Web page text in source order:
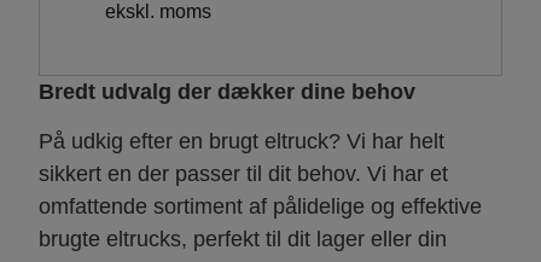
ekskl. moms
Bredt udvalg der dækker dine behov
På udkig efter en brugt eltruck? Vi har helt
sikkert en der passer til dit behov. Vi har et
omfattende sortiment af pålidelige og effektive
brugte eltrucks, perfekt til dit lager eller din